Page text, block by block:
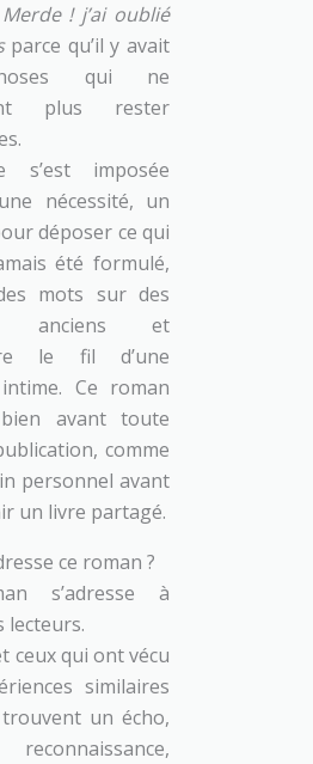
Merde ! j’ai oublié
parce qu’il y avait
qui ne
plus rester
s’est imposée
nécessité, un
déposer ce qui
été formulé,
mots sur des
anciens et
le fil d’une
Ce roman
avant toute
comme
personnel avant
un livre partagé.
ce roman ?
s’adresse à
lecteurs.
ceux qui ont vécu
similaires
un écho,